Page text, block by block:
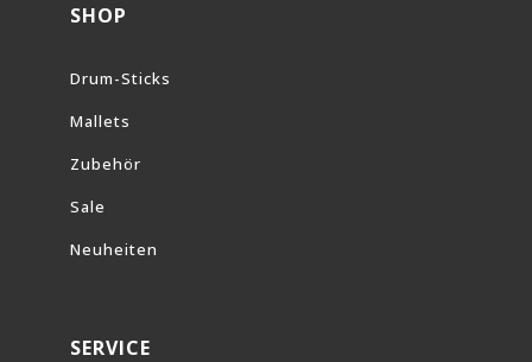
SHOP
Drum-Sticks
Mallets
Zubehör
Sale
Neuheiten
SERVICE